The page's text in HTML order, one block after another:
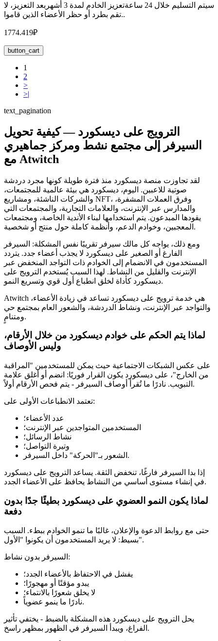
سيتم التسليم خلال 24 ساعةتعزيز الخادم لمدة 3 أشهربعد التعزيز، لا
تقم بطرد أو حظر الأعضاء الذين قاموا..
1774.419₽
button_cart
1
2
>
>|
text_pagination
الترويج على ديسكورد — كيفية تحويل
السيرفر إلى مجتمع نشط ومركز جماهيري
مع Atwitch
لقد تجاوزت منصة ديسكورد منذ فترة طويلة كونها مجرد دردشة
صوتية للاعبين. اليوم، ديسكورد هي بيئة عالمية للمجتمعات،
والشركات الناشئة، ومشاريع NFT، وفرق العملات المشفرة،
والمدارس عبر الإنترنت، والعلامات التجارية، والمجتمعات التي
يقودها المبدعون. يتم استخدامها لبناء الأندية الخاصة، ومجتمعات
المعجبين، وخوادم الدعم، وأنظمة كاملة حول منتج أو شخصية.
ومع ذلك، يواجه كل مالك سيرفر تقريبًا نفس المشكلة: السيرفر
الفارغ أو الصغير على ديسكورد لا يجذب أعضاء جدد. يتردد
المستخدمون في الانضمام إلى الخوادم ذات التواجد المنخفض عبر
الإنترنت والقليل من النشاط. لهذا السبب يُستخدم الترويج على
ديسكورد كأداة لخلق انطباع أول قوي وتسريع النمو.
Atwitch هي خدمة ترويج على ديسكورد تساعد في زيادة الأعضاء،
والتواجد عبر الإنترنت، ونشاط الدردشة، والشعور العام بمجتمع حي
ومتنامٍ.
لماذا يتم الحكم على خوادم ديسكورد من خلال الأرقام،
وليس الأوصاف
على عكس الشبكات الاجتماعية حيث يمكن للمستخدمين "المراقبة
من الخارج"، على ديسكورد يكون القرار فوريًا: انضم أو أغلق علامة
التبويب. نادرًا ما تُقرأ أوصاف السيرفر - يتم فحص الأرقام أولاً.
تعتمد الانطباعات الأولى على:
عدد الأعضاء؛
المستخدمين المتواجدين عبر الإنترنت؛
نشاط الرسائل؛
وتيرة التواصل؛
الشعور بـ"الحركة" داخل السيرفر.
إذا بدا السيرفر فارغًا، تنخفض الثقة. يساعد الترويج على ديسكورد
في إنشاء مستوى أساسي من النشاط يحافظ على الأعضاء الجدد.
لماذا يكون النمو العضوي على ديسكورد بطيئًا جدًا بدون
دفعة
حتى مع روابط الدعوة والإعلان، غالبًا ما تنمو الخوادم ببطء. السبب
بسيط: لا يريد المستخدمون أن يكونوا "الأول".
السيرفر بدون نشاط:
يفشل في الاحتفاظ بالأعضاء الجدد؛
يبدو مؤقتًا أو مهجورًا؛
لا يخلق شعورًا بالانتماء؛
نادرًا ما ينمو عضوياً.
يحل الترويج على ديسكورد هذه المشكلة بالضبط - يختفي تأثير
الفراغ، ويبدأ السيرفر في الظهور بمظهر راسخ.